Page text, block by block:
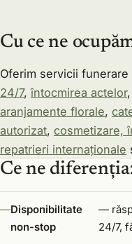
Cu ce ne
Oferim servicii funerare
24/7,întocmirea actelor,
aranjamente florale,
autorizat, cosmetizare,
repatrieri internaționale
Ce ne
Disponibilitate
non-stop
—
24/7,